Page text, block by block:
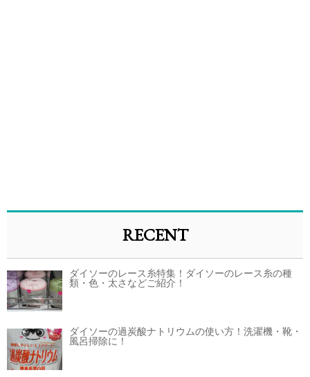
RECENT
ダイソーのレース糸特集！ダイソーのレース糸の種
類・色・太さなどご紹介！
ダイソーの過炭酸ナトリウムの使い方！洗濯機・靴・
風呂掃除に！